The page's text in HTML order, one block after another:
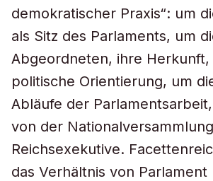
demokratischer Praxis“: um
als Sitz des Parlaments, um
Abgeordneten, ihre Herkunft,
politische Orientierung, um
Abläufe der
von der
Reichsexekutive.
das Verhältnis von Parlament